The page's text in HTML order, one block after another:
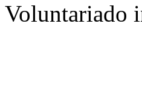
Voluntariado